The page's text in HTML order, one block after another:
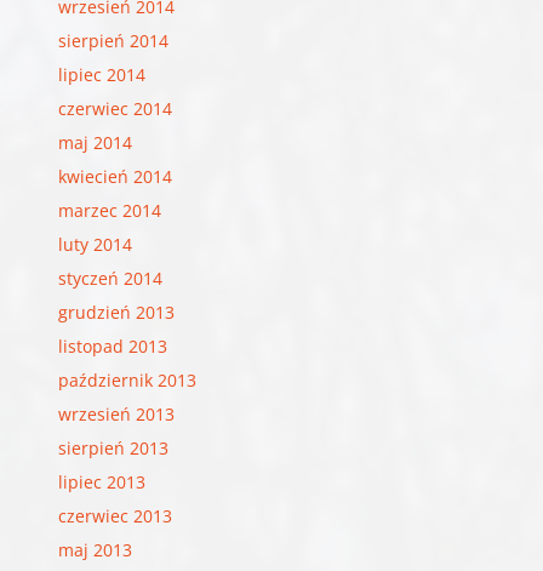
wrzesień 2014
sierpień 2014
lipiec 2014
czerwiec 2014
maj 2014
kwiecień 2014
marzec 2014
luty 2014
styczeń 2014
grudzień 2013
listopad 2013
październik 2013
wrzesień 2013
sierpień 2013
lipiec 2013
czerwiec 2013
maj 2013